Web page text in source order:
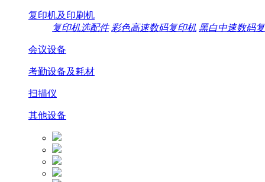
复印机及印刷机
复印机选配件 彩色高速数码复印机 黑白中速数码
会议设备
考勤设备及耗材
扫描仪
其他设备